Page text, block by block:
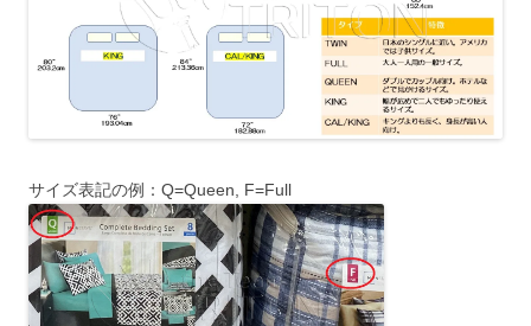
サイズ表記の例：Q=Queen, F=Full